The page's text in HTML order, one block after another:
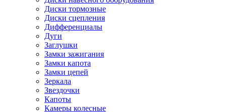
Диски тормозные
Диски сцепления
Дифференциалы
Дуги
Заглушки
Замки зажигания
Замки капота
Замки цепей
Зеркала
Звездочки
Капоты
Камеры колесные